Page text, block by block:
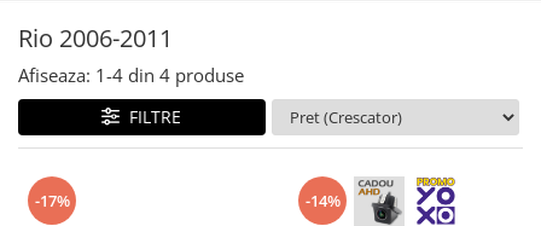
Audi
Mercedes Benz
Ford
Skoda
Rio 2006-2011
Afiseaza: 1-4 din 4 produse
FILTRE
-17% -14%